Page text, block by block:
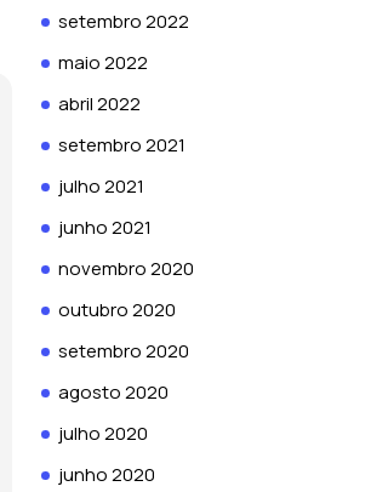
setembro 2022
maio 2022
abril 2022
setembro 2021
julho 2021
junho 2021
novembro 2020
outubro 2020
setembro 2020
agosto 2020
julho 2020
junho 2020